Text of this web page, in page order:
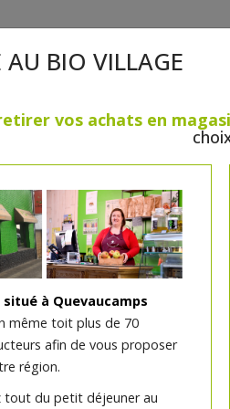
BOULANGERIE / PÂTISSERIE
BEAUTÉ HUILES
AU BIO VILLAGE
vos achats en
à Quevaucamps
même toit plus de 70
afin de vous proposer
région.
tout du petit déjeuner au